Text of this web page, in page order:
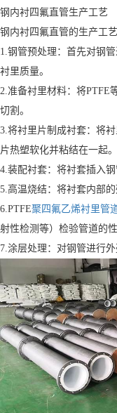
钢内衬四氟直管生产工艺
钢内衬四氟直管的生产工
1.钢管预处理：首先对钢
衬里质量。
2.准备衬里材料：将PTFE
切割。
3.将衬里片制成衬套：将
片热塑软化并粘结在一起。
4.装配衬套：将衬套插入
5.高温烧结：将衬套内部
6.PTFE聚四氟乙烯衬里管
射性检测等）检验管道的
7.涂层处理：对钢管进行